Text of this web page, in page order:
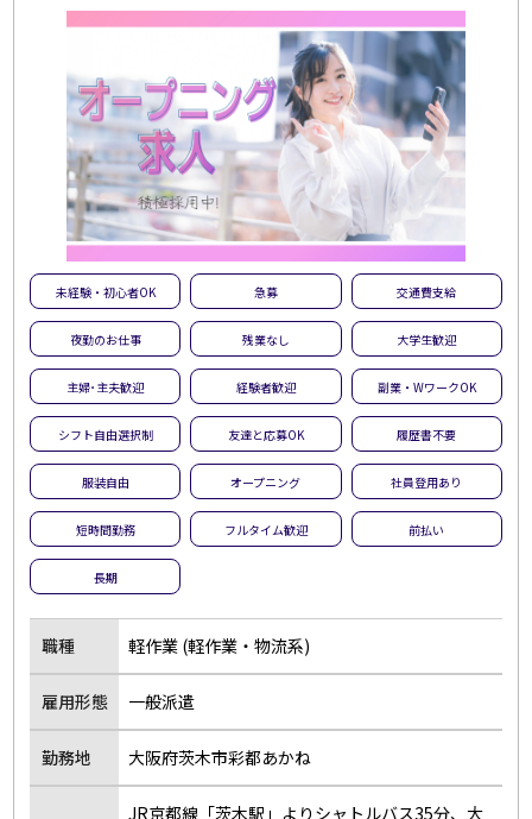
未経験・初心者OK 急募 交通費支給
夜勤のお仕事 残業なし 大学生歓迎
主婦･主夫歓迎 経験者歓迎 副業・WワークOK
シフト自由選択制 友達と応募OK 履歴書不要
服装自由 オープニング 社員登用あり
短時間勤務 フルタイム歓迎 前払い
長期
職種 軽作業 (軽作業・物流系)
雇用形態 一般派遣
勤務地 大阪府茨木市彩都あかね
JR京都線「茨木駅」よりシャトルバス35分、大